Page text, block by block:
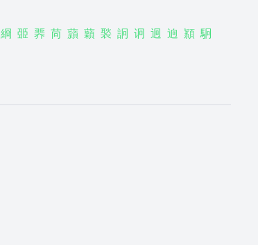
綗 臦 臩 苘 蘏 蘔 褧 詗 诇 迥 逈 顈 駉